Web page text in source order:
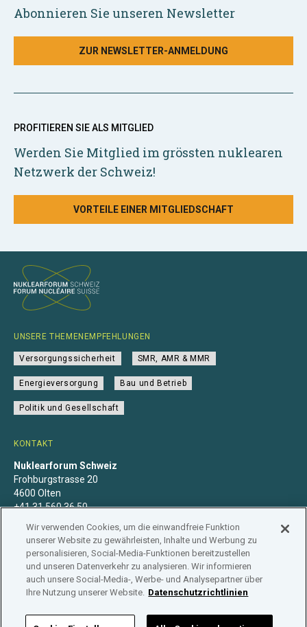
Abonnieren Sie unseren Newsletter
ZUR NEWSLETTER-ANMELDUNG
PROFITIEREN SIE ALS MITGLIED
Werden Sie Mitglied im grössten nuklearen
Netzwerk der Schweiz!
VORTEILE EINER MITGLIEDSCHAFT
KONTAKT
Nuklearforum Schweiz
Frohburgstrasse 20
4600 Olten
+41 31 560 36 50
UNSERE THEMENEMPFEHLUNGEN
Versorgungssicherheit SMR, AMR & MMR
Energieversorgung Bau und Betrieb
Politik und Gesellschaft
Datenschutzerklärung Impressum Mitgliedschaft
Branchenregister
Wir verwenden Cookies, um die einwandfreie Funktion
unserer Website zu gewährleisten, Inhalte und Werbung zu
personalisieren, Social-Media-Funktionen bereitzustellen
und unseren Datenverkehr zu analysieren. Wir informieren
auch unsere Social-Media-, Werbe- und Analysepartner über
Ihre Nutzung unserer Website. Datenschutzrichtlinien